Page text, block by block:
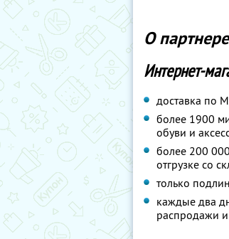
О
Интернет-
доставка по
более 1900
обуви и
более 200
отгрузке со
только
каждые два
распродажи